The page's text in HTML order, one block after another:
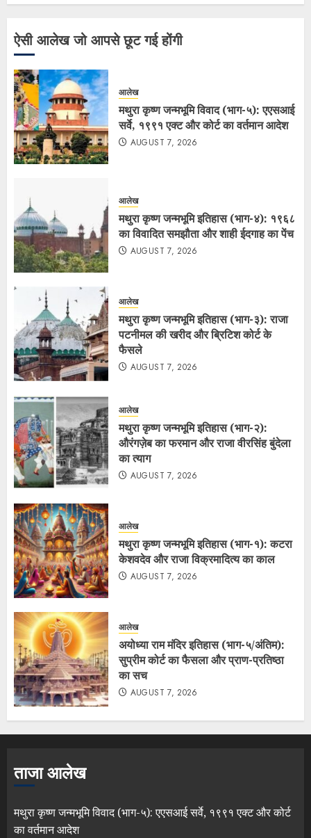
ऐसी आलेख जो आपसे छूट गई होंगी
आलेख
मथुरा कृष्ण जन्मभूमि विवाद (भाग-५): एएसआई
सर्वे, १९९१ एक्ट और कोर्ट का वर्तमान आदेश
AUGUST 7, 2026
आलेख
मथुरा कृष्ण जन्मभूमि इतिहास (भाग-४): १९६८
का विवादित समझौता और शाही ईदगाह का पेंच
AUGUST 7, 2026
आलेख
मथुरा कृष्ण जन्मभूमि इतिहास (भाग-३): राजा
पटनीमल की खरीद और ब्रिटिश कोर्ट के
फैसले
AUGUST 7, 2026
आलेख
मथुरा कृष्ण जन्मभूमि इतिहास (भाग-२):
औरंगज़ेब का फरमान और राजा वीरसिंह बुंदेला
का त्याग
AUGUST 7, 2026
आलेख
मथुरा कृष्ण जन्मभूमि इतिहास (भाग-१): कटरा
केशवदेव और राजा विक्रमादित्य का काल
AUGUST 7, 2026
आलेख
अयोध्या राम मंदिर इतिहास (भाग-५/अंतिम):
सुप्रीम कोर्ट का फैसला और प्राण-प्रतिष्ठा
का सच
AUGUST 7, 2026
ताजा आलेख
मथुरा कृष्ण जन्मभूमि विवाद (भाग-५): एएसआई सर्वे, १९९१ एक्ट और कोर्ट
का वर्तमान आदेश